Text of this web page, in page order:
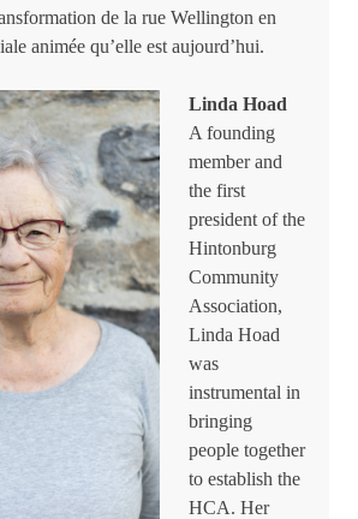
de la rue Wellington en
animée qu’elle est aujourd’hui.
Linda Hoad
A founding
member and
the first
president of the
Hintonburg
Community
Association,
Linda Hoad
was
instrumental in
bringing
people together
to establish the
HCA. Her